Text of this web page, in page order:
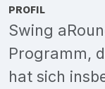
PROFIL
Swing
Programm,
hat sich